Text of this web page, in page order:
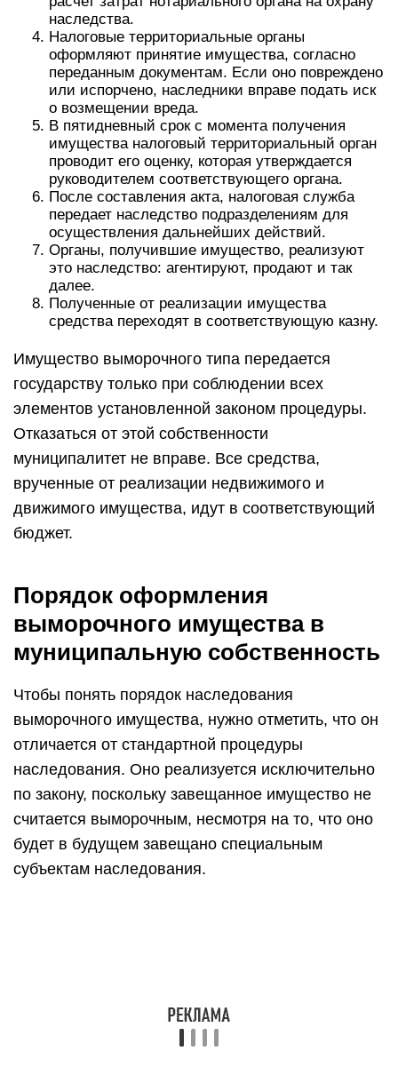
Порядок оформления
выморочного имущества в
муниципальную собственность
Чтобы понять порядок наследования
выморочного имущества, нужно отметить, что он
отличается от стандартной процедуры
наследования. Оно реализуется исключительно
по закону, поскольку завещанное имущество не
считается выморочным, несмотря на то, что оно
будет в будущем завещано специальным
субъектам наследования.
Сегодня гражданское право включает в себя
список выморочной недвижимости, которое в
процессе наследования на законных
основаниях, переходит в личные владения
муниципальной организации, на территории
которого оно располагается.
На основании статьи 1151 ГК РФ в процессе
наследования в городские владения либо
сельского поселения, муниципальной области,
или районного округа переходит выморочное
жилые помещения;
доля в праве общей собственности на